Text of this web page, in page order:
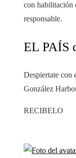
con habilitación
responsable.
EL PAÍS
Despiertate con
González
RECIBELO